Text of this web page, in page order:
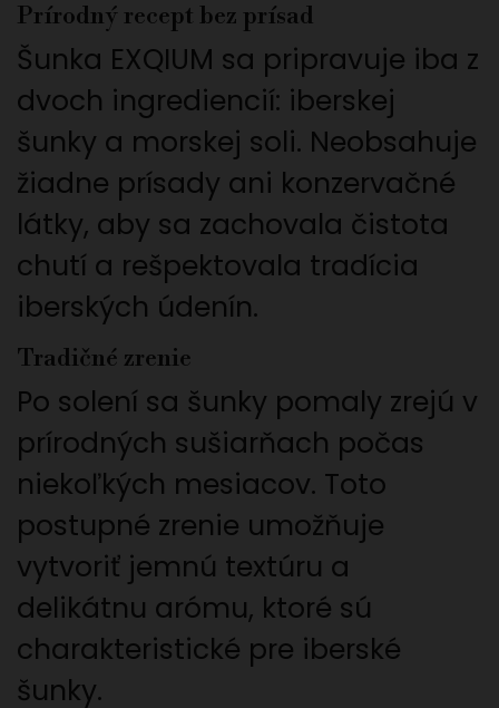
Prírodný recept bez prísad
Šunka EXQIUM sa pripravuje iba z
dvoch ingrediencií: iberskej
šunky a morskej soli. Neobsahuje
žiadne prísady ani konzervačné
látky, aby sa zachovala čistota
chutí a rešpektovala tradícia
iberských údenín.
Tradičné zrenie
Po solení sa šunky pomaly zrejú v
prírodných sušiarňach počas
niekoľkých mesiacov. Toto
postupné zrenie umožňuje
vytvoriť jemnú textúru a
delikátnu arómu, ktoré sú
charakteristické pre iberské
šunky.